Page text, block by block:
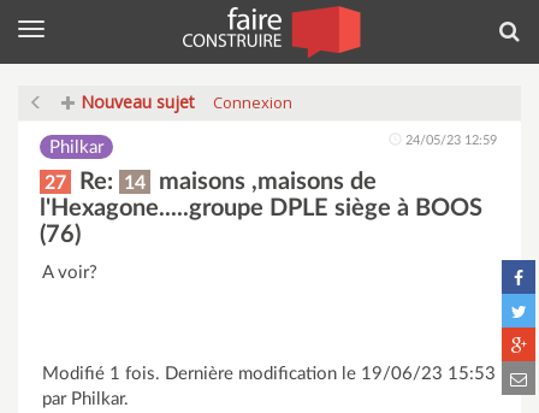
Menu
Nouveau sujet Connexion
Philkar 24/05/23 12:59
27 Re: 14
maisons ,maisons de
l'Hexagone.....groupe DPLE siège à BOOS
(76)
A voir?
Modifié 1 fois. Dernière modification le 19/06/23 15:53
par Philkar.